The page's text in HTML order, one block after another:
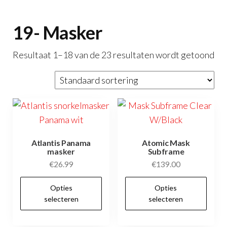
19- Masker
Resultaat 1–18 van de 23 resultaten wordt getoond
Atlantis Panama
masker
€26.99
Opties
selecteren
heeft
Atomic Mask
Subframe
€139.00
Opties
selecteren